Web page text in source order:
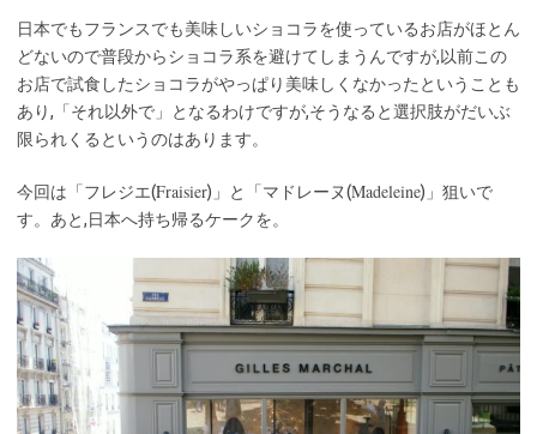
日本でもフランスでも美味しいショコラを使っているお店がほとん
どないので普段からショコラ系を避けてしまうんですが,以前この
お店で試食したショコラがやっぱり美味しくなかったということも
あり,「それ以外で」となるわけですが,そうなると選択肢がだいぶ
限られくるというのはあります。
今回は「フレジエ(Fraisier)」と「マドレーヌ(Madeleine)」狙いで
す。あと,日本へ持ち帰るケークを。